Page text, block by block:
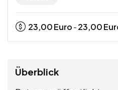
23,00Euro - 23,00
Überblick